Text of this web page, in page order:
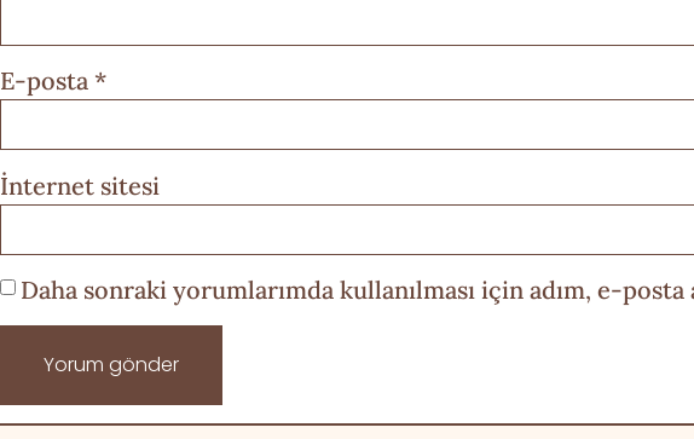
E-posta *
İnternet sitesi
Daha sonraki yorumlarımda kullanılması için adım, e-